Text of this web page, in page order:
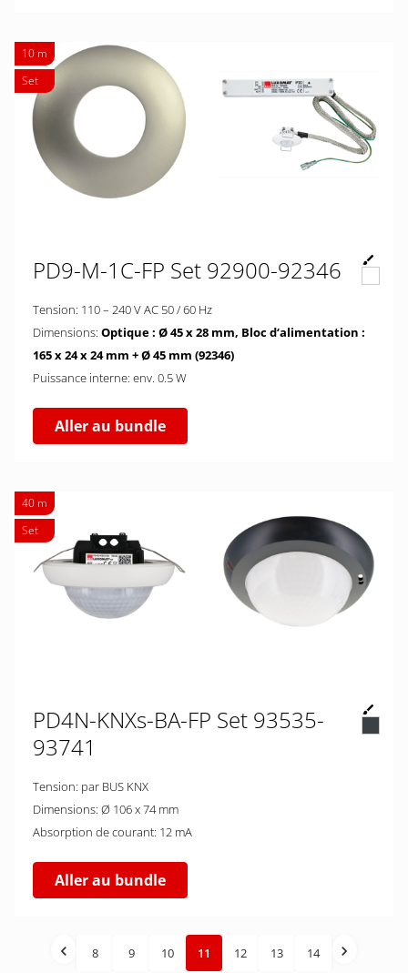
10 m
Set
PD9-M-1C-FP Set 92900-92346
Tension: 110 – 240 V AC 50 / 60 Hz
Dimensions: Optique : Ø 45 x 28 mm, Bloc d‘alimentation :
165 x 24 x 24 mm + Ø 45 mm (92346)
Puissance interne: env. 0.5 W
Aller au bundle
40 m
Set
PD4N-KNXs-BA-FP Set 93535-
93741
Tension: par BUS KNX
Dimensions: Ø 106 x 74 mm
Absorption de courant: 12 mA
Aller au bundle
8 9 10 11 12 13 14